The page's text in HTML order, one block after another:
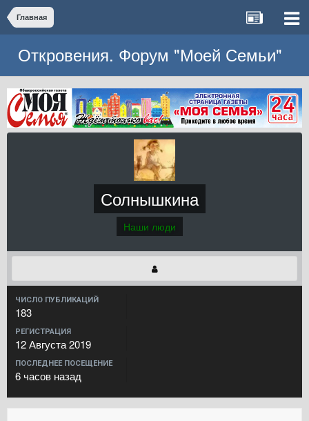
Главная
Откровения. Форум "Моей Семьи"
Солнышкина
Наши люди
ЧИСЛО ПУБЛИКАЦИЙ
183
РЕГИСТРАЦИЯ
12 Августа 2019
ПОСЛЕДНЕЕ ПОСЕЩЕНИЕ
6 часов назад